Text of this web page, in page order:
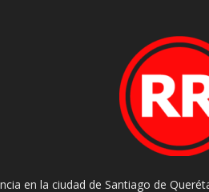
en la ciudad de Santiago de